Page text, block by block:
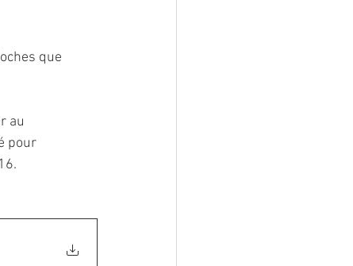
que
au
pour